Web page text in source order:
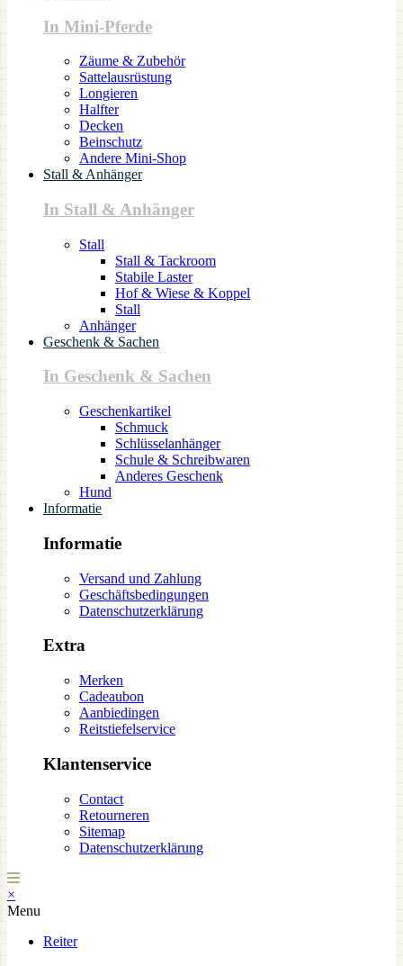
In Mini-Pferde
Zäume & Zubehör
Sattelausrüstung
Longieren
Halfter
Decken
Beinschutz
Andere Mini-Shop
Stall & Anhänger
In Stall & Anhänger
Stall
Stall & Tackroom
Stabile Laster
Hof & Wiese & Koppel
Stall
Anhänger
Geschenk & Sachen
In Geschenk & Sachen
Geschenkartikel
Schmuck
Schlüsselanhänger
Schule & Schreibwaren
Anderes Geschenk
Hund
Informatie
Informatie
Versand und Zahlung
Geschäftsbedingungen
Datenschutzerklärung
Extra
Merken
Cadeaubon
Aanbiedingen
Reitstiefelservice
Klantenservice
Contact
Retourneren
Sitemap
Datenschutzerklärung
×
Menu
Reiter